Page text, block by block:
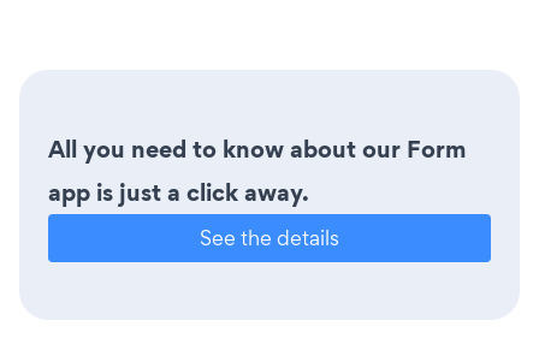
All you need to know about our Form
app is just a click away.
See the details